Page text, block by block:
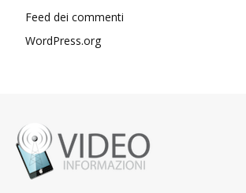
Feed dei commenti
WordPress.org